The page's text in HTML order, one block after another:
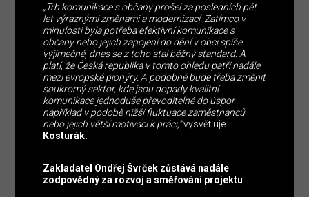
„Trh komunikace s občany prošel za posledních pět
let výraznými změnami a modernizací. Zatímco v
minulosti byla potřeba efektivní komunikace s
občany nebo jejich zapojení do dění v obci spíše
výjimečné, dnes se z toho stal běžný standard. A
platí, že Česká republika v tomto ohledu patří nadále
mezi evropské pionýry. A podobně bude třeba změnit
soukromý sektor, kde jsou dopady kvalitní
komunikace jednoduše převoditelné do úspor
například v podobě nižší fluktuace zaměstnanců
nebo jejich větší motivaci k práci,“vysvětluje
Kosturák.
Zakladatel Ondřej Švrček zůstává nadále
zodpovědný za rozvoj a směřování projektu